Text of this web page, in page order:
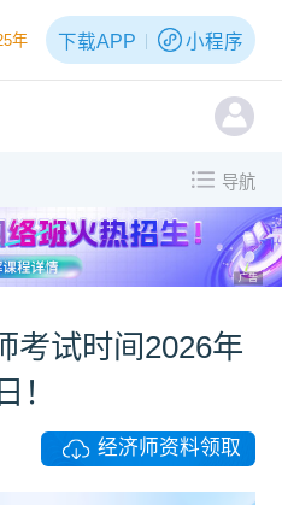
年 下载APP 小程序
导航
广告
考试时间2026年
！
经济师资料领取